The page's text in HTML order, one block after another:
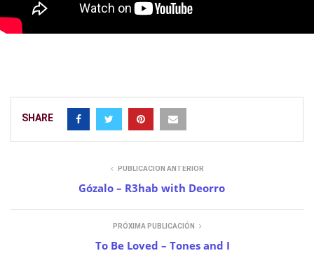
SHARE
PUBLICACIÓN ANTERIOR
Gózalo – R3hab with Deorro
PRÓXIMA PUBLICACIÓN
To Be Loved – Tones and I